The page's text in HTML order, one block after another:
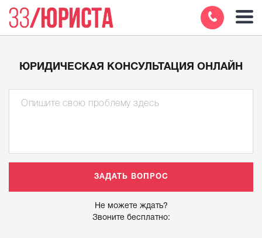
ЮРИДИЧЕСКАЯ КОНСУЛЬТАЦИЯ ОНЛАЙН
Не можете ждать?
Звоните бесплатно: